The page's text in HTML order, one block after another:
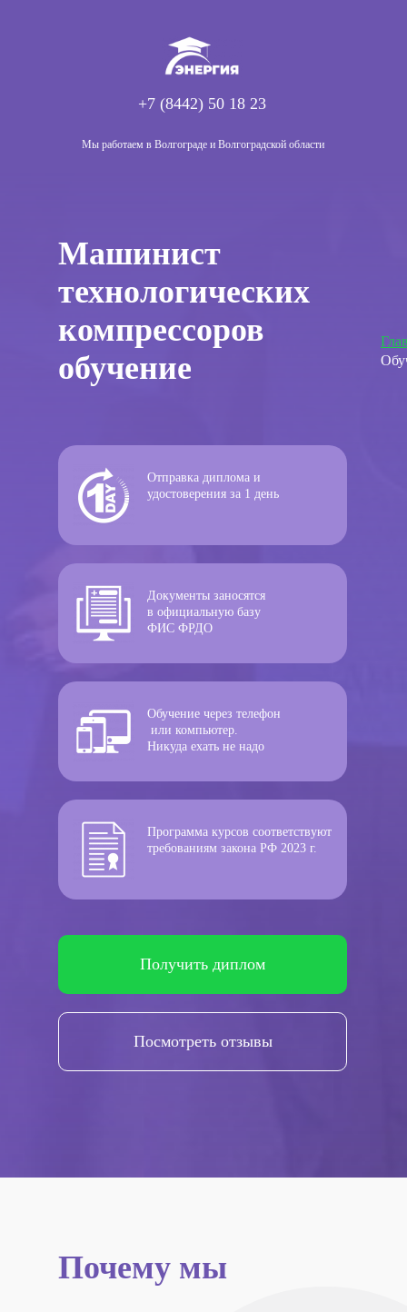
Мы работаем в Волгограде и Волгоградской области
+7 (8442) 50 18 23
Машинист
технологических
компрессоров
обучение
Получить диплом
Отправка диплома и
удостоверения за 1 день
Документы заносятся
в официальную базу
ФИС ФРДО
Обучение через телефон
или компьютер.
Никуда ехать не надо
Программа курсов соответствуют
требованиям закона РФ 2023 г.
Посмотреть отзывы
Почему мы